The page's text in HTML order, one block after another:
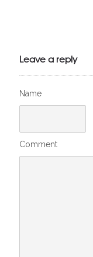
Leave a reply
Name
Comment